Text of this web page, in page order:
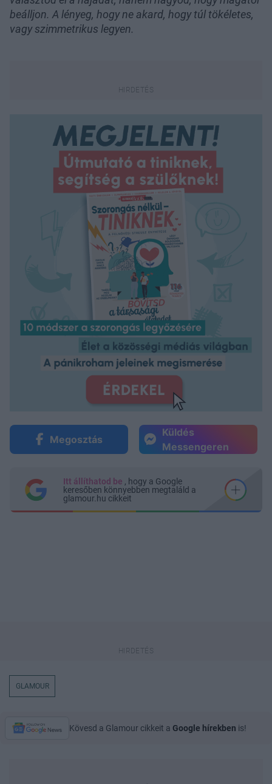
beálljon. A lényeg, hogy ne akard, hogy túl tökéletes,
vagy szimmetrikus legyen.
Megosztás
Küldés
Messengeren
Itt állíthatod be , hogy a Google
keresőben könnyebben megtaláld a
glamour.hu cikkeit
GLAMOUR
Kövesd a Glamour cikkeit a Google hírekben is!